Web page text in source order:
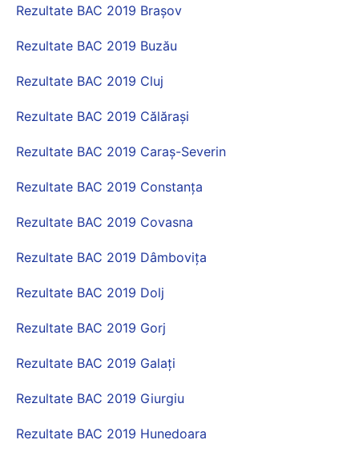
Rezultate BAC 2019 Brașov
Rezultate BAC 2019 Buzău
Rezultate BAC 2019 Cluj
Rezultate BAC 2019 Călărași
Rezultate BAC 2019 Caraș-Severin
Rezultate BAC 2019 Constanța
Rezultate BAC 2019 Covasna
Rezultate BAC 2019 Dâmbovița
Rezultate BAC 2019 Dolj
Rezultate BAC 2019 Gorj
Rezultate BAC 2019 Galați
Rezultate BAC 2019 Giurgiu
Rezultate BAC 2019 Hunedoara